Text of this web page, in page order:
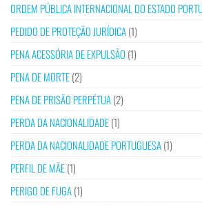
ORDEM PÚBLICA INTERNACIONAL DO ESTADO
PEDIDO DE PROTEÇÃO JURÍDICA(1)
PENA ACESSÓRIA DE EXPULSÃO (1)
PENA DE MORTE(2)
PENA DE PRISÃO PERPÉTUA(2)
PERDA DA NACIONALIDADE(1)
PERDA DA NACIONALIDADE PORTUGUESA(1)
PERFIL DE MÃE(1)
PERIGO DE FUGA(1)